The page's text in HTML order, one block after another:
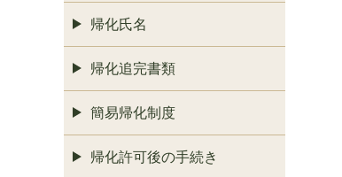
帰化氏名
帰化追完書類
簡易帰化制度
帰化許可後の手続き